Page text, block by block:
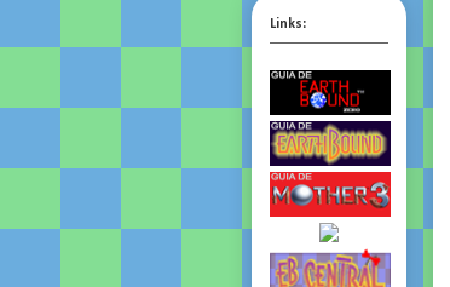
Links: